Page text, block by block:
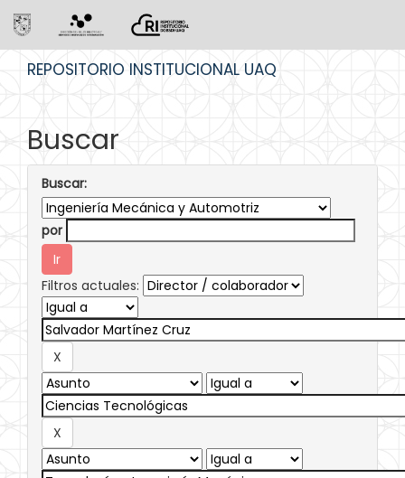
REPOSITORIO INSTITUCIONAL UAQ
Buscar
Buscar:
por
Filtros actuales: